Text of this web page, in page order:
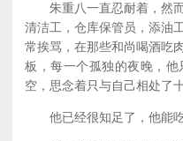
朱重八一直忍耐着，然而
清洁工，仓库保管员，添油
常挨骂，在那些和尚喝酒吃
板，每一个孤独的夜晚，
空，思念着只与自己相处了
他已经很知足了，他能吃